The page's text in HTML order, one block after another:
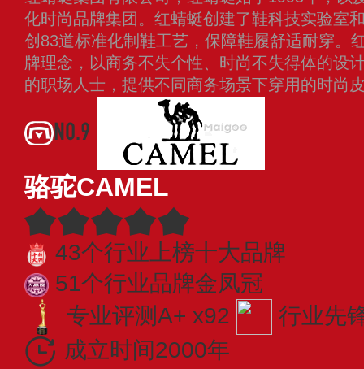
化时尚品牌集团。红蜻蜓创建了鞋科技实验室
创83道标准化制鞋工艺，保障鞋履舒适耐穿。
牌理念，以商务不失个性、时尚不失得体的设
的职场人士，提供不同商务场景下穿用的时尚
NO.9
骆驼CAMEL
43个行业上榜十大品牌
51个行业品牌金凤冠
专业评测A+ x92
行业先
成立时间2000年